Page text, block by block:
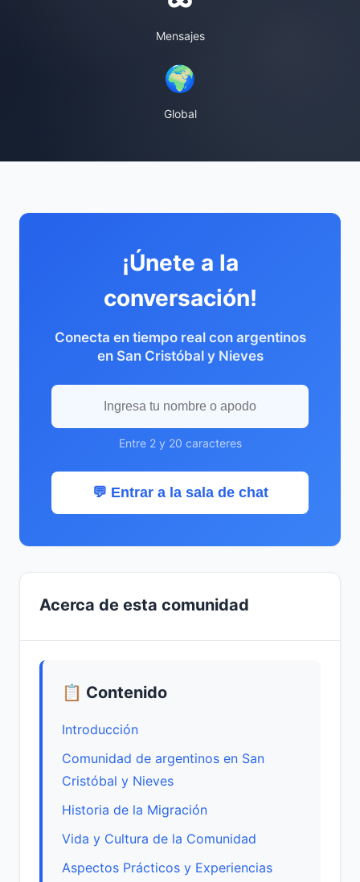
Mensajes
🌍
Global
¡Únete a la
conversación!
Conecta en tiempo real con argentinos
en San Cristóbal y Nieves
Entre 2 y 20 caracteres
💬 Entrar a la sala de chat
Acerca de esta comunidad
📋 Contenido
Introducción
Comunidad de argentinos en San
Cristóbal y Nieves
Historia de la Migración
Vida y Cultura de la Comunidad
Aspectos Prácticos y Experiencias